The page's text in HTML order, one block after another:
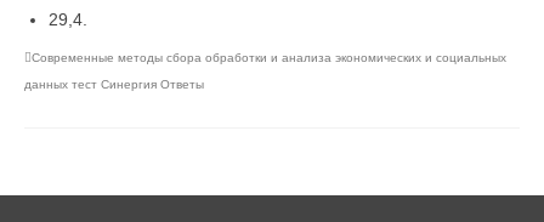
29,4.
Современные методы сбора обработки и анализа экономических и социальных
данных тест Синергия Ответы